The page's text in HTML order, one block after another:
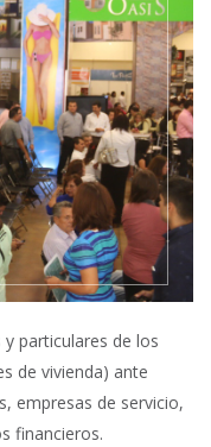
particulares de los
de vivienda) ante
empresas de servicio,
financieros.